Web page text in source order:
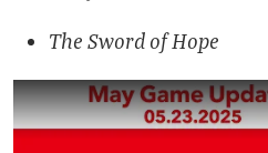
The Sword of Hope